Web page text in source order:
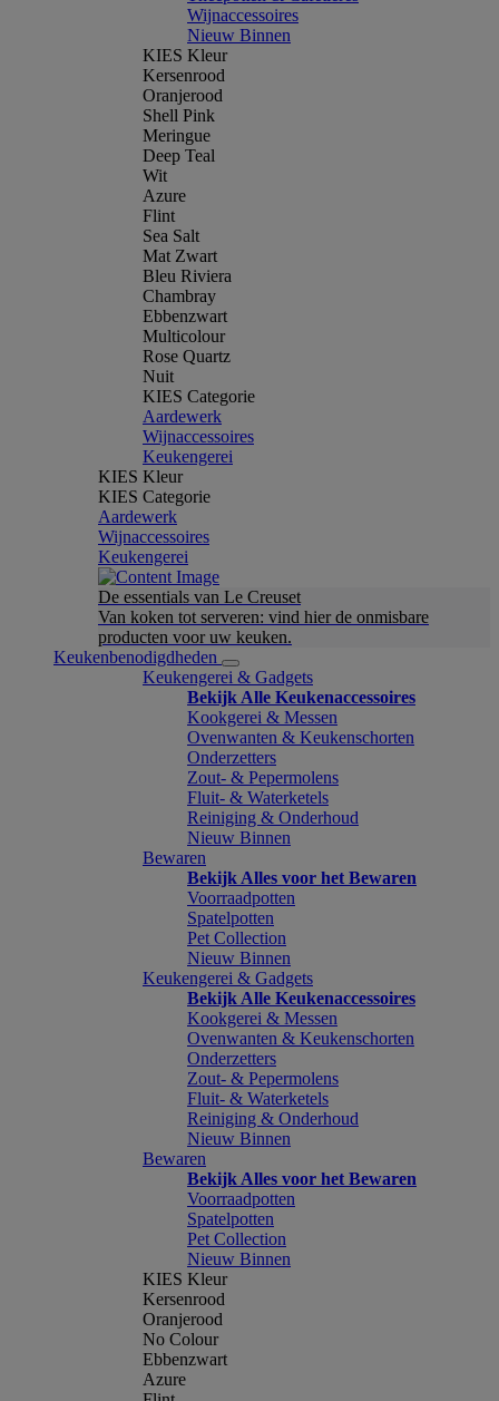
Wijnaccessoires
Nieuw Binnen
KIES Kleur
Kersenrood
Oranjerood
Shell Pink
Meringue
Deep Teal
Wit
Azure
Flint
Sea Salt
Mat Zwart
Bleu Riviera
Chambray
Ebbenzwart
Multicolour
Rose Quartz
Nuit
KIES Categorie
Aardewerk
Wijnaccessoires
Keukengerei
KIES Kleur
KIES Categorie
Aardewerk
Wijnaccessoires
Keukengerei
De essentials van Le Creuset
Van koken tot serveren: vind hier de onmisbare
producten voor uw keuken.
Keukenbenodigdheden
Keukengerei & Gadgets
Bekijk Alle Keukenaccessoires
Kookgerei & Messen
Ovenwanten & Keukenschorten
Onderzetters
Zout- & Pepermolens
Fluit- & Waterketels
Reiniging & Onderhoud
Nieuw Binnen
Bewaren
Bekijk Alles voor het Bewaren
Voorraadpotten
Spatelpotten
Pet Collection
Nieuw Binnen
Keukengerei & Gadgets
Bekijk Alle Keukenaccessoires
Kookgerei & Messen
Ovenwanten & Keukenschorten
Onderzetters
Zout- & Pepermolens
Fluit- & Waterketels
Reiniging & Onderhoud
Nieuw Binnen
Bewaren
Bekijk Alles voor het Bewaren
Voorraadpotten
Spatelpotten
Pet Collection
Nieuw Binnen
KIES Kleur
Kersenrood
Oranjerood
No Colour
Ebbenzwart
Azure